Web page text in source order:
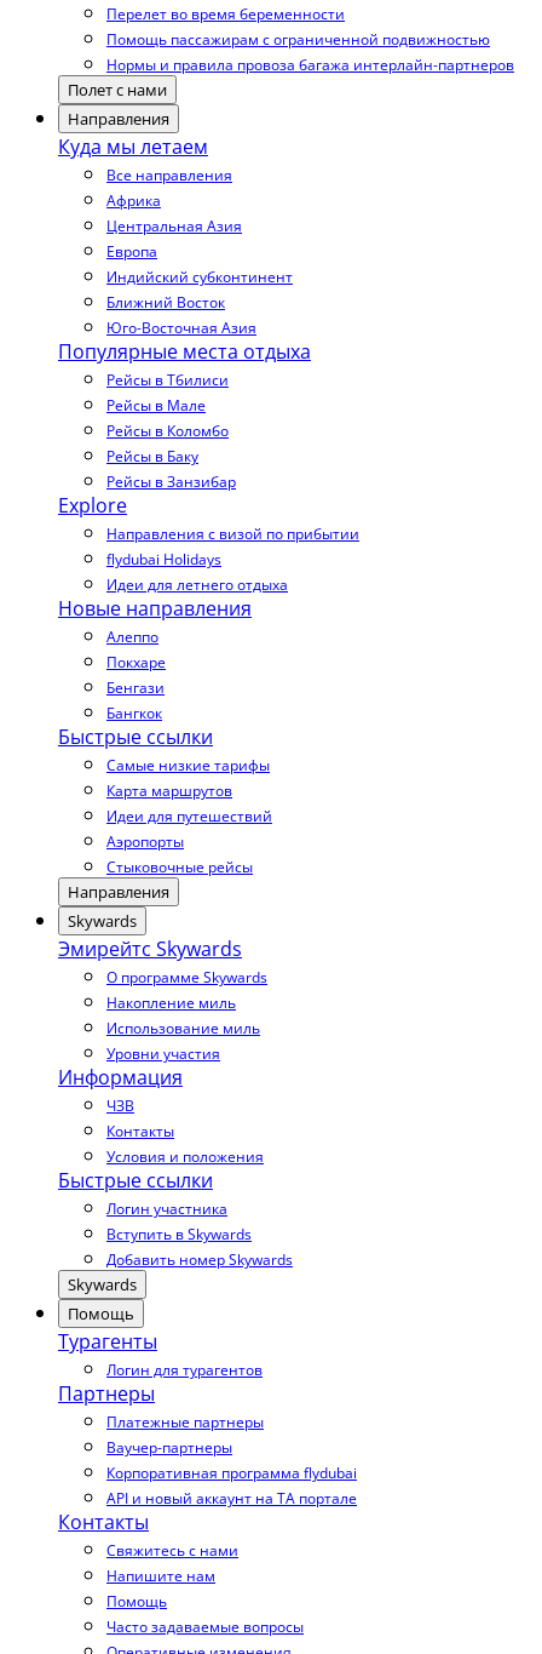
Перелет во время беременности
Помощь пассажирам с ограниченной подвижностью
Нормы и правила провоза багажа интерлайн-партнеров
Полет с нами
Направления
Куда мы летаем
Все направления
Африка
Центральная Азия
Европа
Индийский субконтинент
Ближний Восток
Юго-Восточная Азия
Популярные места отдыха
Рейсы в Тбилиси
Рейсы в Мале
Рейсы в Коломбо
Рейсы в Баку
Рейсы в Занзибар
Explore
Направления с визой по прибытии
flydubai Holidays
Идеи для летнего отдыха
Новые направления
Алеппо
Покхаре
Бенгази
Бангкок
Быстрые ссылки
Самые низкие тарифы
Карта маршрутов
Идеи для путешествий
Аэропорты
Стыковочные рейсы
Направления
Skywards
Эмирейтс Skywards
О программе Skywards
Накопление миль
Использование миль
Уровни участия
Информация
ЧЗВ
Контакты
Условия и положения
Быстрые ссылки
Логин участника
Вступить в Skywards
Добавить номер Skywards
Skywards
Помощь
Турагенты
Логин для турагентов
Партнеры
Платежные партнеры
Ваучер-партнеры
Корпоративная программа flydubai
API и новый аккаунт на TA портале
Контакты
Свяжитесь с нами
Напишите нам
Помощь
Часто задаваемые вопросы